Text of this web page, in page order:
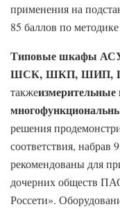
применения на
85 баллов по
Типовые шкафы
ШСК, ШКП, ШИП,
такжеизмерительные
решения
соответствия, набрав
рекомендованы для
дочерних обществ
Россети».